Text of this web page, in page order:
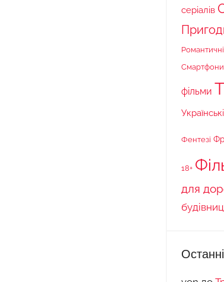
серіалів
Смартфони
фільми
Фентезі
18+
для